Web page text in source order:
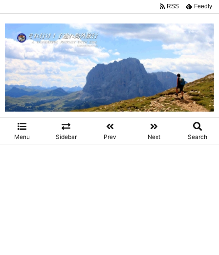
Menu Sidebar Prev Next Search
RSS Feedly